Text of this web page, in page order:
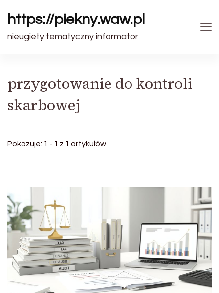
https://piekny.waw.pl
nieugiety tematyczny informator
przygotowanie do kontroli
skarbowej
Pokazuje: 1 - 1 z 1 artykułów